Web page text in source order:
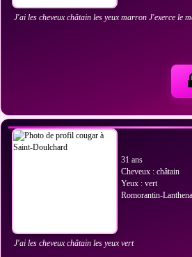
J'ai les cheveux châtain les yeux marron J'exerce le
31 ans
Cheveux : châtain
Yeux : vert
Romorantin-
J'ai les cheveux châtain les yeux vert